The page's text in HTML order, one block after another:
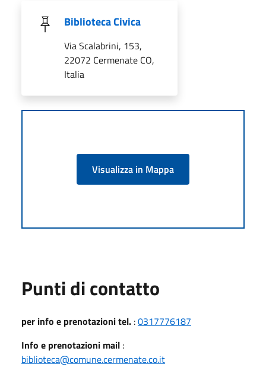
Biblioteca Civica
Via Scalabrini, 153,
22072 Cermenate CO,
Italia
Visualizza in Mappa
Punti di contatto
per info e prenotazioni tel. :0317776187
Info e prenotazioni mail :
biblioteca@comune.cermenate.co.it